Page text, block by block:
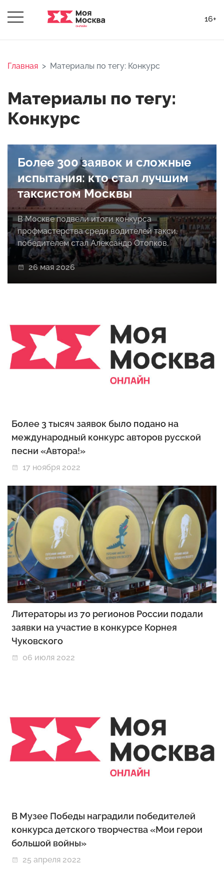
16+
Главная Материалы по тегу: Конкурс
Материалы по тегу:
Конкурс
Более 300 заявок и сложные
испытания: кто стал лучшим
таксистом Москвы
В Москве подвели итоги конкурса
профмастерства среди водителей такси,
победителем стал Александр Отопков.
26 мая 2026
Более 3 тысяч заявок было подано на
международный конкурс авторов русской
песни «Автора!»
17 ноября 2022
Литераторы из 70 регионов России подали
заявки на участие в конкурсе Корнея
Чуковского
06 июля 2022
В Музее Победы наградили победителей
конкурса детского творчества «Мои герои
большой войны»
25 апреля 2022